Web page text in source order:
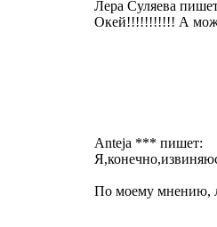
Лера Суляева
Окей!!!!!!!!!!! А
Anteja *** пишет:
По моему мнению,